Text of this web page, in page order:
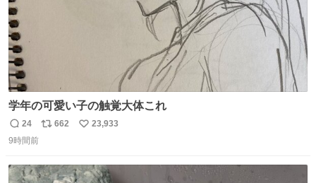
学年の可愛い子の触覚大体これ
返
信
24
リ
ト
662
い
数
23,933
9時間前